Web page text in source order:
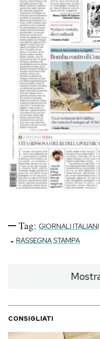
Tag: GIORNALI ITALIANI
- RASSEGNA STAMPA
CONSIGLIATI